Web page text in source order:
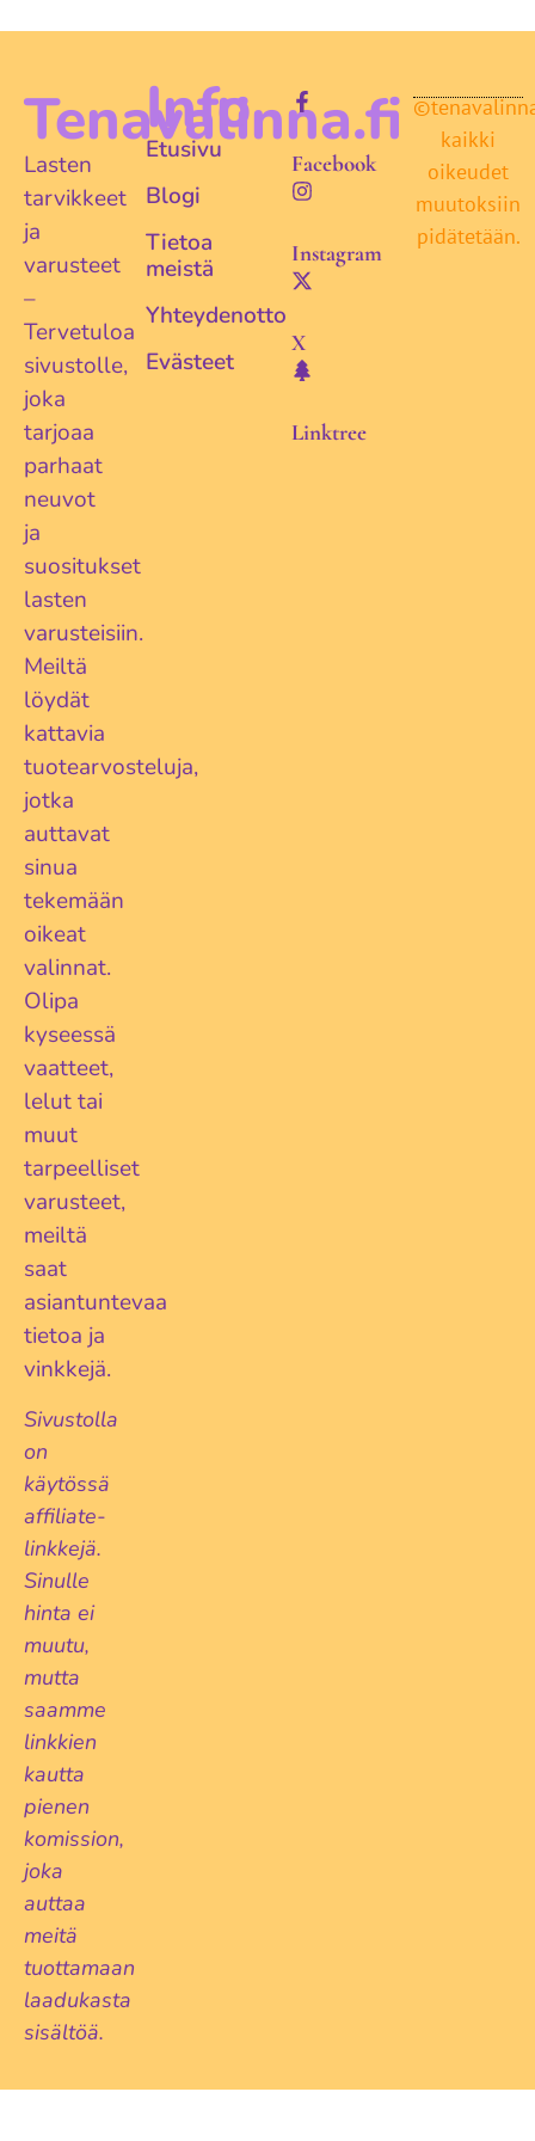
Tenavalinna.fi
Lasten
tarvikkeet
ja
varusteet
–
Tervetuloa
sivustolle,
joka
tarjoaa
parhaat
neuvot
ja
suositukset
lasten
varusteisiin.
Meiltä
löydät
kattavia
tuotearvosteluja,
jotka
auttavat
sinua
tekemään
oikeat
valinnat.
Olipa
kyseessä
vaatteet,
lelut tai
muut
tarpeelliset
varusteet,
meiltä
saat
asiantuntevaa
tietoa ja
vinkkejä.
Sivustolla
on
käytössä
affiliate-
linkkejä.
Sinulle
hinta ei
muutu,
mutta
saamme
linkkien
kautta
pienen
komission,
joka
auttaa
meitä
tuottamaan
laadukasta
sisältöä.
Info
Etusivu
Blogi
Tietoa
meistä
Yhteydenotto
Evästeet
Facebook
Instagram
X
Linktree
kaikki
oikeudet
muutoksiin
pidätetään.